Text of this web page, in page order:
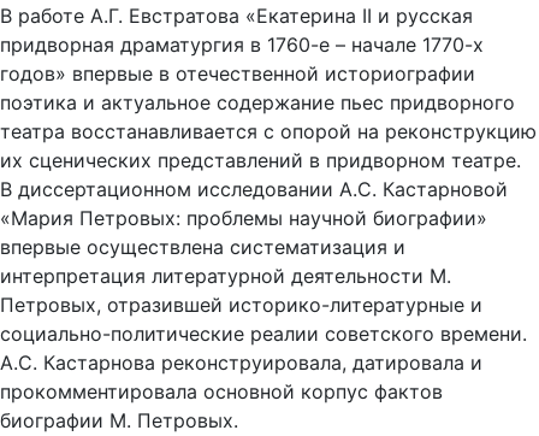
В работе А.Г. Евстратова «Екатерина II и русская
придворная драматургия в 1760-е – начале 1770-х
годов» впервые в отечественной историографии
поэтика и актуальное содержание пьес придворного
театра восстанавливается с опорой на реконструкцию
их сценических представлений в придворном театре.
В диссертационном исследовании А.С. Кастарновой
«Мария Петровых: проблемы научной биографии»
впервые осуществлена систематизация и
интерпретация литературной деятельности М.
Петровых, отразившей историко-литературные и
социально-политические реалии советского времени.
А.С. Кастарнова реконструировала, датировала и
прокомментировала основной корпус фактов
биографии М. Петровых.